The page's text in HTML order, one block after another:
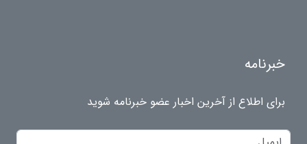
خبرنامه
برای اطلاع از آخرین اخبار عضو خبرنامه شوید